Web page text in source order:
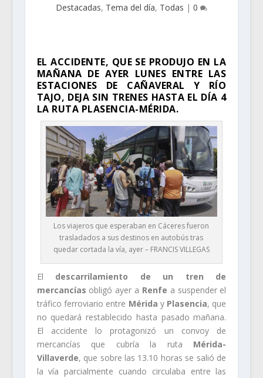
Destacadas, Tema del día, Todas | 0
EL ACCIDENTE, QUE SE PRODUJO EN LA
MAÑANA DE AYER LUNES ENTRE LAS
ESTACIONES DE CAÑAVERAL Y RÍO
TAJO, DEJA SIN TRENES HASTA EL DÍA 4
LA RUTA PLASENCIA-MÉRIDA.
Los viajeros que esperaban en Cáceres fueron
trasladados a sus destinos en autobús tras
quedar cortada la vía, ayer – FRANCIS VILLEGAS
El descarrilamiento de un tren de
mercancías obligó ayer a Renfe a suspender el
tráfico ferroviario entre Mérida y Plasencia, que
no quedará restablecido hasta pasado mañana.
El accidente lo protagonizó un convoy de
mercancías que cubría la ruta Mérida-
Villaverde, que sobre las 13.10 horas se salió de
la vía parcialmente cuando circulaba entre las